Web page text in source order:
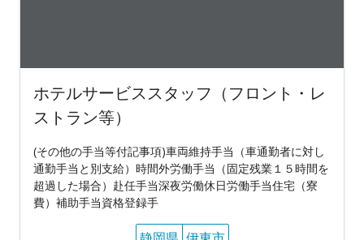
ホテルサービススタッフ（フロント・レ
ストラン等）
(その他の手当等付記事項)車両維持手当（車通勤者に対し
通勤手当と別支給）時間外労働手当（固定残業１５時間を
超過した場合）赴任手当深夜労働休日労働手当住宅（寮
費）補助手当資格登録手